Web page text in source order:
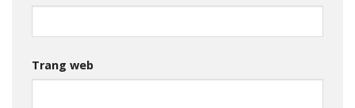
Trang web